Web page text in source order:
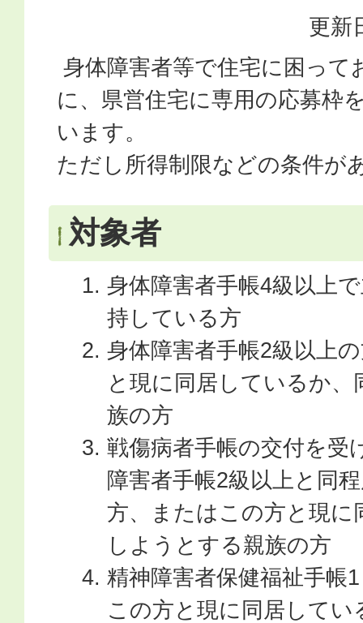
更新
身体障害者等で住宅に困って
に、県営住宅に専用の応募枠
います。
ただし所得制限などの条件が
対象者
身体障害者手帳4級以上
持している方
身体障害者手帳2級以上
と現に同居しているか
族の方
戦傷病者手帳の交付を受
障害者手帳2級以上と同
方、またはこの方と現に
しようとする親族の方
精神障害者保健福祉手帳
この方と現に同居して